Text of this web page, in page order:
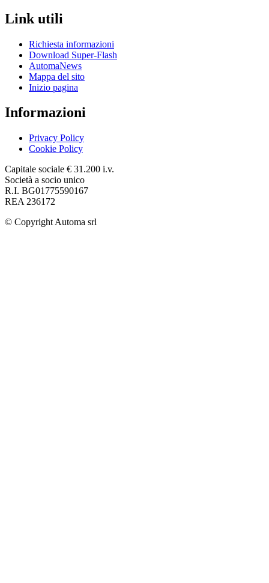
Link utili
Richiesta informazioni
Download Super-Flash
AutomaNews
Mappa del sito
Inizio pagina
Informazioni
Privacy Policy
Cookie Policy
Capitale sociale € 31.200 i.v.
Società a socio unico
R.I. BG01775590167
REA 236172
© Copyright Automa srl